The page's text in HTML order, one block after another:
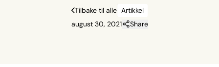
Tilbake til alle Artikkel
august 30, 2021
Share